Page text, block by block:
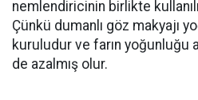
nemlendiricinin birlikte
Çünkü dumanlı göz makyajı
kuruludur ve farın yoğunluğu
de azalmış olur.